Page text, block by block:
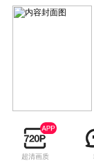
超清画质